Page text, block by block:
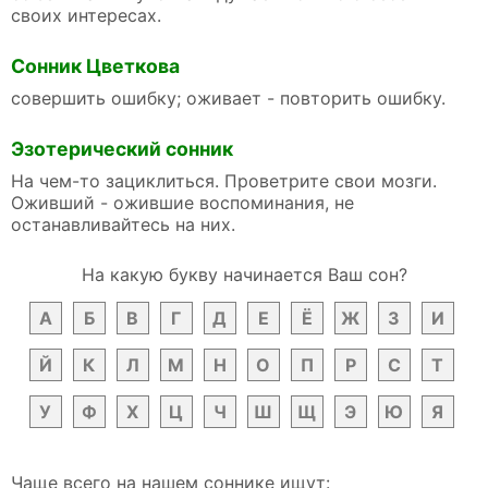
своих интересах.
Сонник Цветкова
совершить ошибку; оживает - повторить ошибку.
Эзотерический сонник
На чем-то зациклиться. Проветрите свои мозги.
Оживший - ожившие воспоминания, не
останавливайтесь на них.
На какую букву начинается Ваш сон?
А
Б В Г Д Е Ё Ж З И
Й К Л М Н О П Р С Т
У Ф Х Ц Ч Ш Щ Э Ю Я
Чаще всего на нашем соннике ищут: